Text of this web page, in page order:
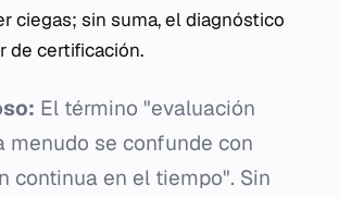
ciegas; sin suma, el diagnóstico
de certificación.
El término "evaluación
menudo se confunde con
continua en el tiempo". Sin